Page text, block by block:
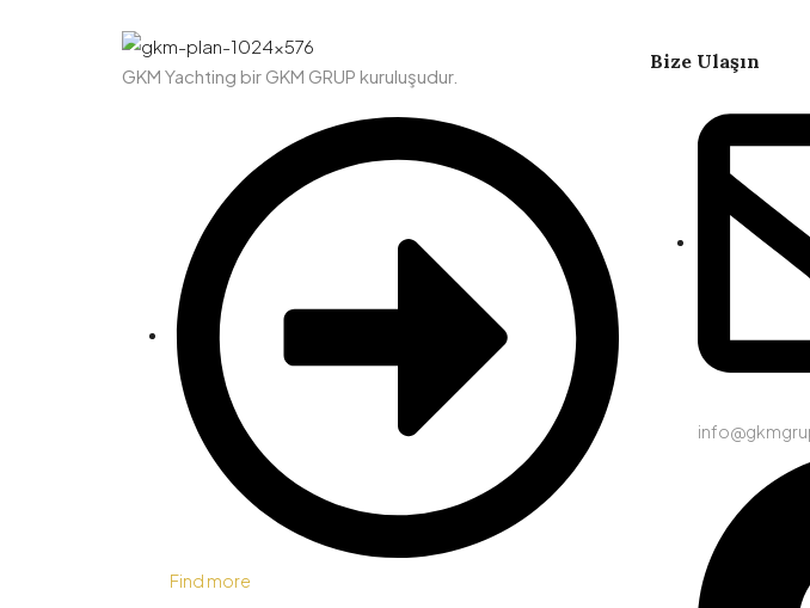
GKM Yachting bir GKM GRUP kuruluşudur.
Find more
Bize Ulaşın